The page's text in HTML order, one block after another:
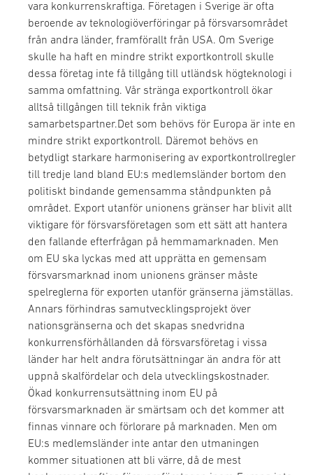
vara konkurrenskraftiga. Företagen i Sverige är ofta
beroende av teknologiöverföringar på försvarsområdet
från andra länder, framförallt från USA. Om Sverige
skulle ha haft en mindre strikt exportkontroll skulle
dessa företag inte få tillgång till utländsk högteknologi i
samma omfattning. Vår stränga exportkontroll ökar
alltså tillgången till teknik från viktiga
samarbetspartner.Det som behövs för Europa är inte en
mindre strikt exportkontroll. Däremot behövs en
betydligt starkare harmonisering av exportkontrollregler
till tredje land bland EU:s medlemsländer bortom den
politiskt bindande gemensamma ståndpunkten på
området. Export utanför unionens gränser har blivit allt
viktigare för försvarsföretagen som ett sätt att hantera
den fallande efterfrågan på hemmamarknaden. Men
om EU ska lyckas med att upprätta en gemensam
försvarsmarknad inom unionens gränser måste
spelreglerna för exporten utanför gränserna jämställas.
Annars förhindras samutvecklingsprojekt över
nationsgränserna och det skapas snedvridna
konkurrensförhållanden då försvarsföretag i vissa
länder har helt andra förutsättningar än andra för att
uppnå skalfördelar och dela utvecklingskostnader.
Ökad konkurrensutsättning inom EU på
försvarsmarknaden är smärtsam och det kommer att
finnas vinnare och förlorare på marknaden. Men om
EU:s medlemsländer inte antar den utmaningen
kommer situationen att bli värre, då de mest